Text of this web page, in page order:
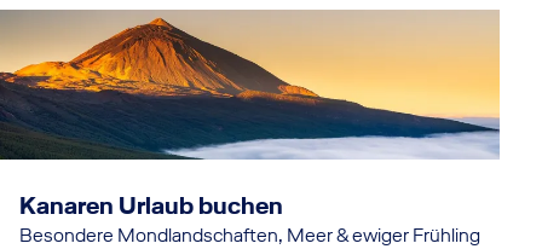
Kanaren Urlaub buchen
Besondere Mondlandschaften, Meer & ewiger Frühling